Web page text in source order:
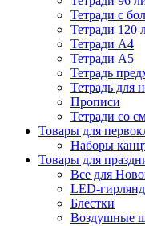
Тетради с
Тетради 120
Тетради А4
Тетради А5
Тетрадь
Тетрадь для
Прописи
Тетради со
Товары для
Наборы
Товары для
Все для
LED-
Блестки
Воздушные